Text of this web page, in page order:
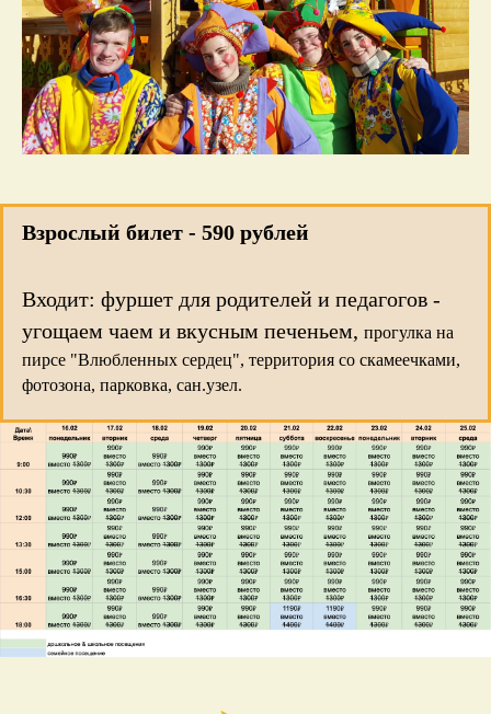
Взрослый билет - 590 рублей
Входит: фуршет для родителей и педагогов -
угощаем чаем и вкусным печеньем, прогулка на
пирсе "Влюбленных сердец", территория со скамеечками,
фотозона, парковка, сан.узел.